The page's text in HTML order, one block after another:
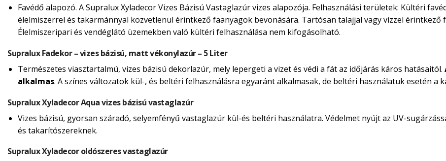
Favédő alapozó. A Supralux Xyladecor Vizes Bázisú Vastaglazúr vizes alapozója. Felhasználási területek: Kültéri
élelmiszerrel és takarmánnyal közvetlenül érintkező faanyagok bevonására. Tartósan talajjal vagy vízzel
Élelmiszeripari és vendéglátó üzemekben való kültéri felhasználása nem kifogásolható.
Supralux Fadekor – vizes bázisú, matt vékonylazúr – 5 Liter
Természetes viasztartalmú, vizes bázisú dekorlazúr, mely lepergeti a vizet és védi a fát az időjárás káros hatásaitól.
alkalmas. A színes változatok kül-, és beltéri felhasználásra egyaránt alkalmasak, de beltéri használatuk esetén
Supralux Xyladecor Aqua vizes bázisú vastaglazúr
Vizes bázisú, gyorsan száradó, selyemfényű vastaglazúr kül-és beltéri használatra. Védelmet nyújt az UV-
és takarítószereknek.
Supralux Xyladecor oldószeres vastaglazúr